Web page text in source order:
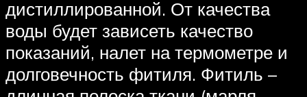
дистиллированной. От качества
воды будет зависеть качество
показаний, налет на термометре и
долговечность фитиля. Фитиль –